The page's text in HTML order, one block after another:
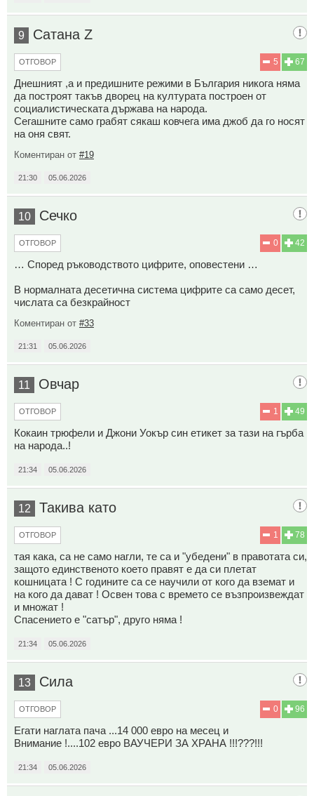
9 Сатана Z
67
5
ОТГОВОР
Днешният ,а и предишните режими в България никога няма
да построят такъв дворец на културата построен от
социалистическата държава на народа.
Сегашните само грабят сякаш ковчега има джоб да го носят
на оня свят.
Коментиран от #19
21:30 05.06.2026
10 Сечко
42
0
ОТГОВОР
… Според ръководството цифрите, оповестени …
В нормалната десетична система цифрите са само десет,
числата са безкрайност
Коментиран от #33
21:31 05.06.2026
11 Овчар
49
1
ОТГОВОР
Кокаин трюфели и Джони Уокър син етикет за тази на гърба
на народа..!
21:34 05.06.2026
12 Такива като
78
1
ОТГОВОР
тая кака, са не само нагли, те са и "убедени" в правотата си,
защото единственото което правят е да си плетат
кошницата ! С годините са се научили от кого да вземат и
на кого да дават ! Освен това с времето се възпроизвеждат
и множат !
Спасението е "сатър", друго няма !
21:34 05.06.2026
13 Сила
96
0
ОТГОВОР
Егати наглата пача ...14 000 евро на месец и
Внимание !....102 евро ВАУЧЕРИ ЗА ХРАНА !!!???!!!
21:34 05.06.2026